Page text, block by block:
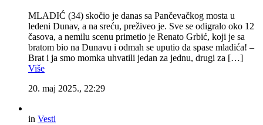
MLADIĆ (34) skočio je danas sa Pančevačkog mosta u
ledeni Dunav, a na sreću, preživeo je. Sve se odigralo oko 12
časova, a nemilu scenu primetio je Renato Grbić, koji je sa
bratom bio na Dunavu i odmah se uputio da spase mladića! –
Brat i ja smo momka uhvatili jedan za jednu, drugi za […]
Više
20. maj 2025., 22:29
in Vesti